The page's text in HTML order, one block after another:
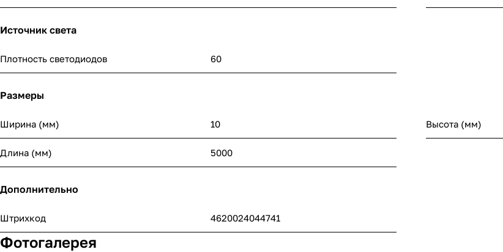
Источник света
Плотность светодиодов 60
Размеры
Ширина (мм) 10 Высота (мм)
Длина (мм) 5000
Дополнительно
Штрихкод 4620024044741
Фотогалерея